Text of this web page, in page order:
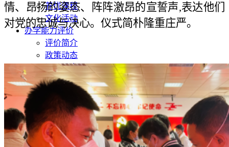
养优课程
文化活动
办学能力评价
评价简介
政策动态
评价动态
实用信息
情、 昂扬的姿态、
阵阵激昂的宣誓声,表达他们
对党的忠诚与决心。仪式简朴隆重庄严。